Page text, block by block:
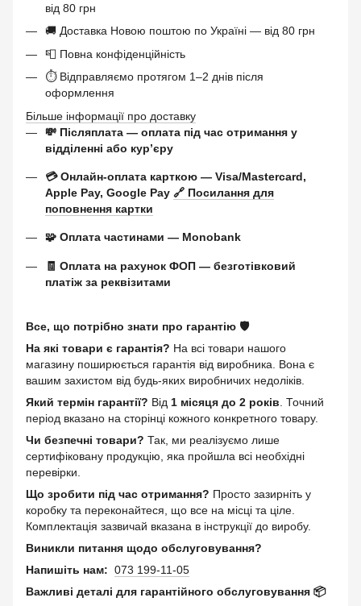
від 80 грн
🚚 Доставка Новою поштою по Україні — від 80 грн
📮 Повна конфіденційність
⏱ Відправляємо протягом 1–2 днів після
оформлення
Більше інформації про доставку
💸 Післяплата — оплата під час отримання у
відділенні або курʼєру
💳 Онлайн-оплата карткою — Visa/Mastercard,
Apple Pay, Google Pay 🔗 Посилання для
поповнення картки
🧩 Оплата частинами — Monobank
🧾 Оплата на рахунок ФОП — безготівковий
платіж за реквізитами
Все, що потрібно знати про гарантію 🛡️
На які товари є гарантія? На всі товари нашого
магазину поширюється гарантія від виробника. Вона є
вашим захистом від будь-яких виробничих недоліків.
Який термін гарантії? Від 1 місяця до 2 років . Точний
період вказано на сторінці кожного конкретного товару.
Чи безпечні товари? Так, ми реалізуємо лише
сертифіковану продукцію, яка пройшла всі необхідні
перевірки.
Що зробити під час отримання? Просто зазирніть у
коробку та переконайтеся, що все на місці та ціле.
Комплектація зазвичай вказана в інструкції до виробу.
Виникли питання щодо обслуговування?
Напишіть нам: 073 199-11-05
Важливі деталі для гарантійного обслуговування 📦